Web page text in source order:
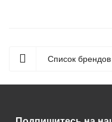
Список брендов